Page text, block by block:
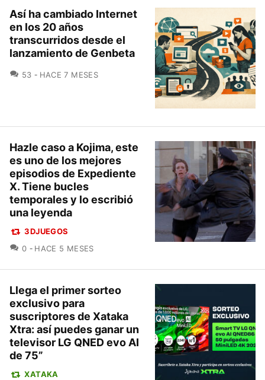
Así ha cambiado Internet
en los 20 años
transcurridos desde el
lanzamiento de Genbeta
53 COMENTARIOS
HACE 7 MESES
Hazle caso a Kojima, este
es uno de los mejores
episodios de Expediente
X. Tiene bucles
temporales y lo escribió
una leyenda
3DJUEGOS
0 COMENTARIOS
HACE 5 MESES
Llega el primer sorteo
exclusivo para
suscriptores de Xataka
Xtra: así puedes ganar un
televisor LG QNED evo AI
de 75”
XATAKA